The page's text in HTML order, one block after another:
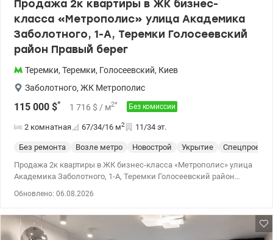
Продажа 2к квартиры в ЖК бизнес-
класса «Метрополис» улица Академика
Заболотного, 1-А, Теремки Голосеевский
район Правый берег
Теремки, Теремки, Голосеевский, Киев
Заболотного, ЖК Метрополис
115 000 $* 1 716 $ / м2* Без комиссии
2 комнатная 67/34/16 м2 11/34 эт.
Без ремонта Возле метро Новострой Укрытие
Спецпроект
Продажа 2к квартиры в ЖК бизнес-класса «Метрополис» улица
Академика Заболотного, 1-А, Теремки Голосеевский район
но готовый профессиональный дизайн-проект (включает
электропроводки, сантехники, освещение и все необходимое).
Можно сразу начинать ремонт и сэкономить время и деньги!
Обновлено: 06.08.2026